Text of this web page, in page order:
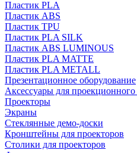
Пластик PLA
Пластик ABS
Пластик TPU
Пластик PLA SILK
Пластик ABS LUMINOUS
Пластик PLA MATTE
Пластик PLA METALL
Презентационное оборудование
Аксессуары для
Проекторы
Экраны
Стеклянные демо-доски
Кронштейны для проекторов
Столики для проекторов